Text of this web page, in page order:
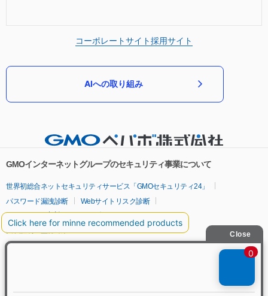
コーポレートサイト採用サイト
AIへの取り組み
GMOインターネットグループのセキュリティ事業について
世界初総合ネットセキュリティサービス「GMOセキュリティ24」
パスワード漏洩診断
Webサイトリスク診断
セキュリティ相談AIチャットボット
実在証明・盗聴対策
サイバー攻撃対策（GMOサイバーセキュリティ byイエラエ）